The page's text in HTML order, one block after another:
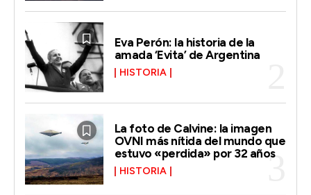
Eva Perón: la historia de la
amada ‘Evita’ de Argentina
HISTORIA
La foto de Calvine: la imagen
OVNI más nítida del mundo que
estuvo «perdida» por 32 años
HISTORIA